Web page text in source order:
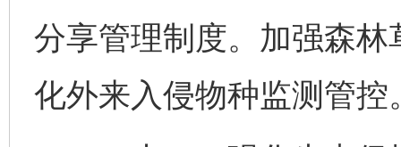
分享管理制度。加强森
化外来入侵物种监测管